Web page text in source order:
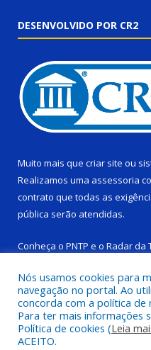
DESENVOLVIDO POR CR2
Muito mais que criar site ou
Realizamos uma assessoria
contrato que todas as
pública serão atendidas.
Conheça o PNTP e o Radar da
Todos os direitos
Nós usamos cookies para
navegação no portal. Ao
concorda com a política
Para ter mais informações
Política de cookies (Leia
ACEITO.